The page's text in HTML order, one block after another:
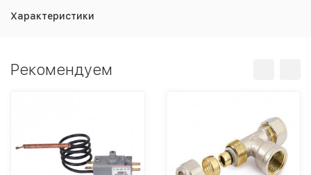
Характеристики
Рекомендуем